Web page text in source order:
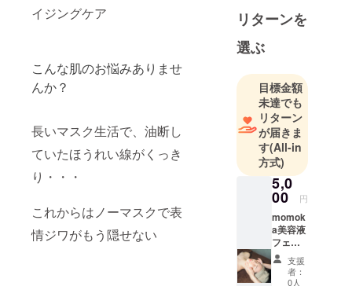
イジングケア
こんな肌のお悩みありませ
んか？
長いマスク生活で、油断し
ていたほうれい線がくっき
り・・・
これからはノーマスクで表
情ジワがもう隠せない
リターンを
選ぶ
目標金額
未達でも
リターン
が届きま
す(All-in
方式)
5,0
00 円
momok
a美容液
フェイ
シャル
トリー
トメン
支援
者：
0人